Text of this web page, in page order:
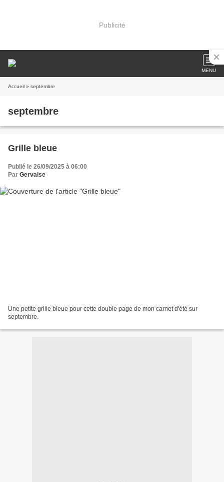
Publicité
MENU
Accueil » septembre
septembre
Grille bleue
Publié le 26/09/2025 à 06:00
Par Gervaise
Une petite grille bleue pour cette double page de mon carnet d'été sur
septembre.